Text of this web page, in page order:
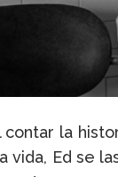
contar la
vida, Ed se